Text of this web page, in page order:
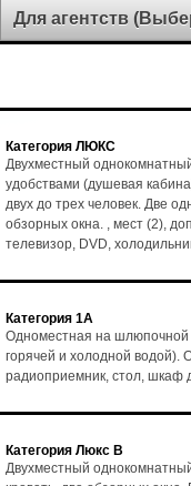
Для агентств
Категория ЛЮКС
Двухместный
удобствами (душевая
двух до трех человек. Две
обзорных окна. , мест (2),
телевизор, DVD,
Категория 1А
Одноместная на шлюпочной
горячей и холодной водой).
радиоприемник, стол, шкаф
Категория Люкс В
Двухместный